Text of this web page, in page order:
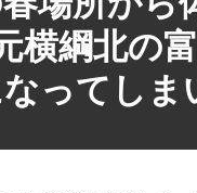
横綱北の
ってしま